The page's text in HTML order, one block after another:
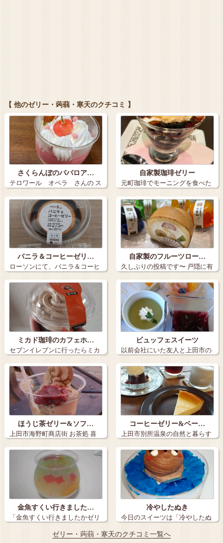
【 他のゼリー・蒟蒻・寒天のクチコミ 】
さくらんぼのババロア…
テロワール オペラ さんの ス
イーツ …
自家製珈琲ゼリー
元町珈琲でモーニングを食べた
あとに 自…
バニラ＆コーヒーゼリ…
ローソンにて、バニラ＆コーヒ
ーゼリー、2…
自家製のフルーツロー…
久しぶりの投稿です〜 戸隠に有
るケーキ…
ミカド珈琲のカフェホ…
セブンイレブンに行ったらミカ
ド珈琲のカフ…
ビュッフェスイーツ
以前会社にいた友人と上田市の
常磐城ガーデ…
ほうじ茶ゼリー&ソフ…
上田市海野町商店街 お茶処 喜
光堂…
コーヒーゼリー&ベー…
上田市別所温泉の自然と暮らす
喫茶 han…
金魚すくい行きました…
「金魚すくい行きましたかゼリ
冷やしたぬき
今日のスイーツは「冷やしたぬ
ゼリー・蒟蒻・寒天のクチコミ一覧へ